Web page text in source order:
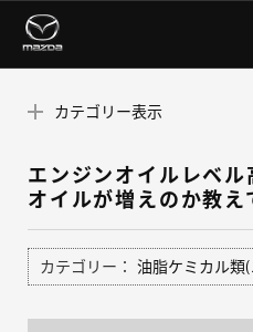
カテゴリー表示
エンジンオイルレベ
オイルが増えのか教え
カテゴリー： 油脂ケミカル類